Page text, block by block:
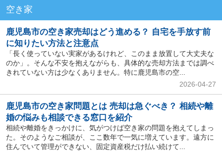
空き家
鹿児島市の空き家売却はどう進める？ 自宅を手放す前
に知りたい方法と注意点
「長く使っていない実家があるけれど、このまま放置して大丈夫な
のか」。そんな不安を抱えながらも、具体的な売却方法までは調べ
きれていない方は少なくありません。特に鹿児島市の空...
2026-04-27
鹿児島市の空き家問題とは 売却は急ぐべき？ 相続や離
婚の悩みも相談できる窓口を紹介
相続や離婚をきっかけに、気がつけば空き家の問題を抱えてしまっ
た。そのようなご相談が、ここ数年で一気に増えています。遠方に
住んでいて管理ができない、固定資産税だけ払い続けて...